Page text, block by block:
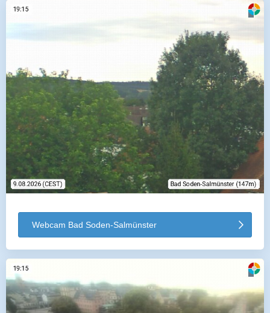
Webcam Bad Soden-Salmünster